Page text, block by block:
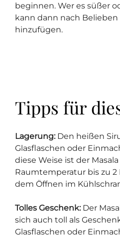
beginnen. Wer es süßer
kann dann nach
hinzufügen.
Tipps für
Lagerung:Den heißen
Glasflaschen oder
diese Weise ist der
Raumtemperatur bis zu 2
dem Öffnen im
Tolles Geschenk:Der
sich auch toll als
Glasflaschen oder